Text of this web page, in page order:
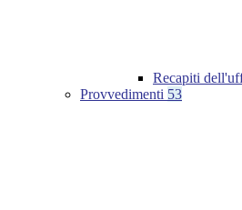
Recapiti
Provvedimenti 53